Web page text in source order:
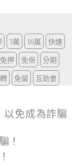
3萬 10萬 快速
免押 免保 分期
免留 互助會
以免成為詐騙
！